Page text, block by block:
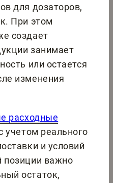
для дозаторов,
При этом
создает
занимает
или остается
изменения
расходные
учетом реального
и условий
позиции важно
остаток,